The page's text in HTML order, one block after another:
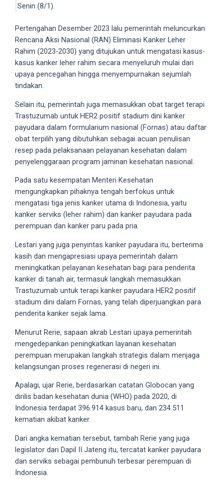
working
days.
You
can
use
embed
code
share
websites.
18Tube.tv
you’ll
also
find
exclusive
porn
shot
ourselves.
Surf
around
each
sex
sections
and
choose
Senin (8/1).
Pertengahan Desember 2023 lalu pemerintah meluncurkan
Rencana Aksi Nasional (RAN) Eliminasi Kanker Leher
Rahim (2023-2030) yang ditujukan untuk mengatasi kasus-
kasus kanker leher rahim secara menyeluruh mulai dari
upaya pencegahan hingga menyempurnakan sejumlah
tindakan.
Selain itu, pemerintah juga memasukkan obat target terapi
Trastuzumab untuk HER2 positif stadium dini kanker
payudara dalam formularium nasional (Fornas) atau daftar
obat terpilih yang dibutuhkan sebagai acuan penulisan
resep pada pelaksanaan pelayanan kesehatan dalam
penyelenggaraan program jaminan kesehatan nasional.
Pada satu kesempatan Menteri Kesehatan
mengungkapkan pihaknya tengah berfokus untuk
mengatasi tiga jenis kanker utama di Indonesia, yaitu
kanker serviks (leher rahim) dan kanker payudara pada
perempuan dan kanker paru pada pria.
Lestari yang juga penyintas kanker payudara itu, berterima
kasih dan mengapresiasi upaya pemerintah dalam
meningkatkan pelayanan kesehatan bagi para penderita
kanker di tanah air, termasuk langkah memasukkan
Trastuzumab untuk terapi kanker payudara HER2 positif
stadium dini dalam Fornas, yang telah diperjuangkan para
penderita kanker sejak lama.
Menurut Rerie, sapaan akrab Lestari upaya pemerintah
mengedepankan peningkatkan layanan kesehatan
perempuan merupakan langkah strategis dalam menjaga
kelangsungan proses regenerasi di negeri ini.
Apalagi, ujar Rerie, berdasarkan catatan Globocan yang
dirilis badan kesehatan dunia (WHO) pada 2020, di
Indonesia terdapat 396.914 kasus baru, dan 234.511
kematian akibat kanker.
Dari angka kematian tersebut, tambah Rerie yang juga
legislator dari Dapil II Jateng itu, tercatat kanker payudara
dan serviks sebagai pembunuh terbesar perempuan di
Indonesia.